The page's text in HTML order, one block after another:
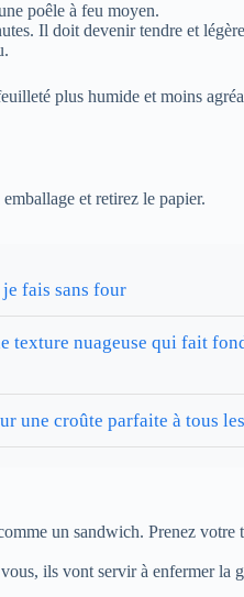
poêle à feu moyen.
Il doit devenir tendre et
plus humide et moins
et retirez le papier.
je fais sans four
texture nuageuse qui fait
une croûte parfaite à tous
un sandwich. Prenez votre
ils vont servir à enfermer la